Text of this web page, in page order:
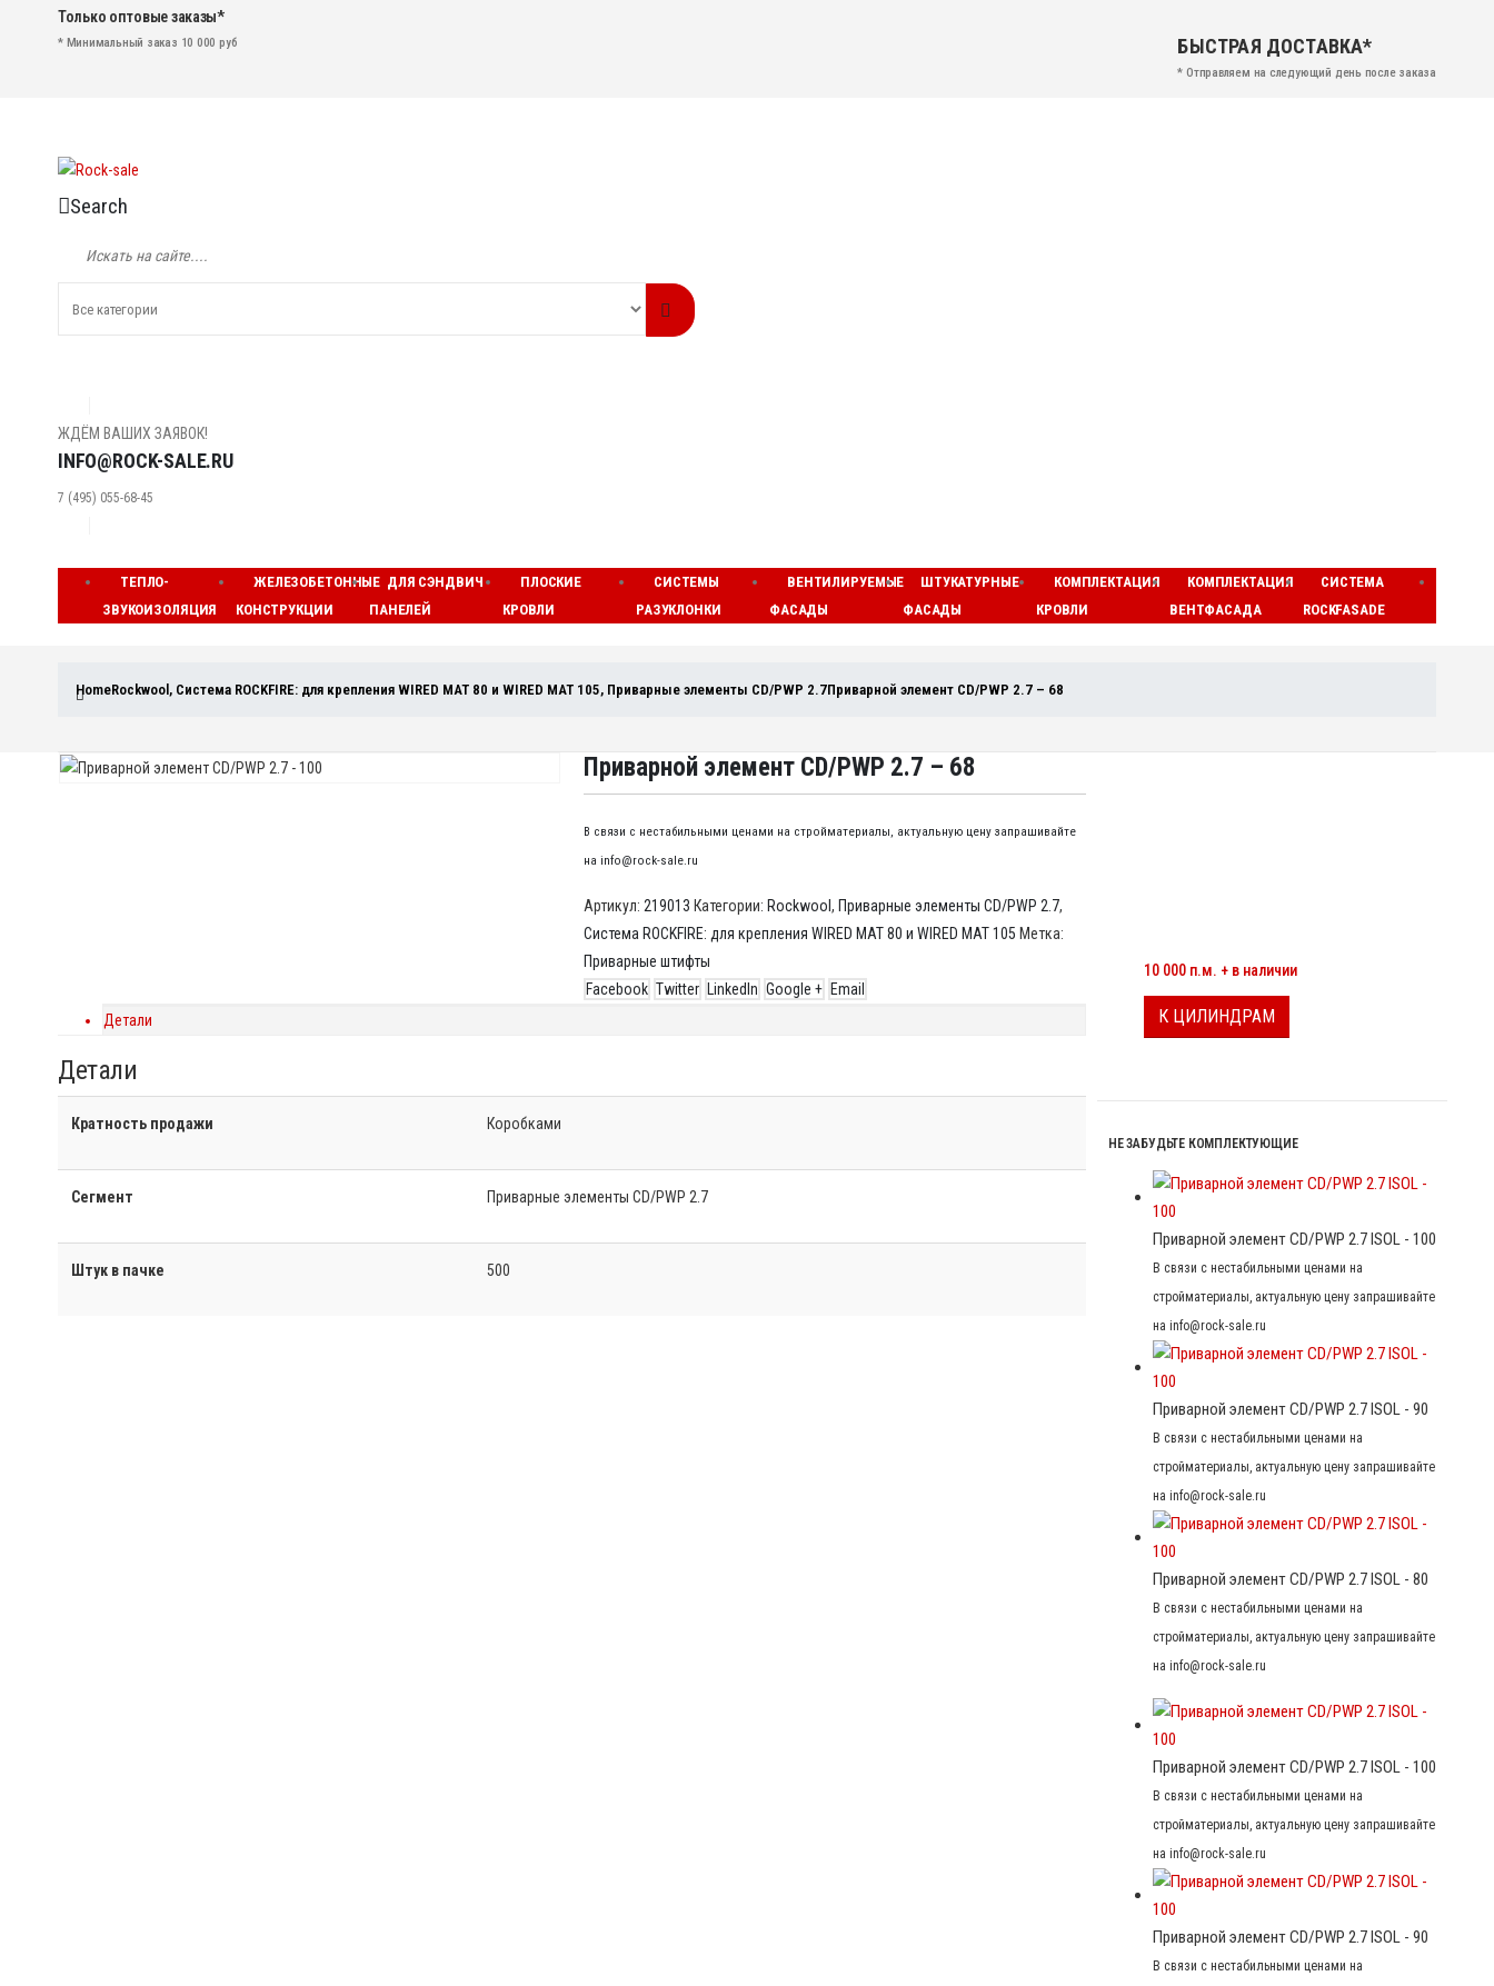
БЫСТРАЯ ДОСТАВКА*
* Отправляем на следующий день после заказа
Только оптовые заказы*
* Минимальный заказ 10 000 руб
Search
ЖДЁМ ВАШИХ ЗАЯВОК!
INFO@ROCK-SALE.RU
7 (495) 055-68-45
ТЕПЛО-
ЗВУКОИЗОЛЯЦИЯ
ЖЕЛЕЗОБЕТОННЫЕ
КОНСТРУКЦИИ
ДЛЯ СЭНДВИЧ
ПАНЕЛЕЙ
ПЛОСКИЕ
КРОВЛИ
СИСТЕМЫ
РАЗУКЛОНКИ
ВЕНТИЛИРУЕМЫЕ
ФАСАДЫ
ШТУКАТУРНЫЕ
ФАСАДЫ
КОМПЛЕКТАЦИЯ
КРОВЛИ
КОМПЛЕКТАЦИЯ
ВЕНТФАСАДА
СИСТЕМА
ROCKFASADE
HomeRockwool , Система ROCKFIRE: для крепления WIRED MAT 80 и WIRED MAT 105, Приварные элементы CD/PWP 2.7Приварной элемент CD/PWP 2.7 – 68
Приварной элемент CD/PWP 2.7 – 68
В связи с нестабильными ценами на стройматериалы, актуальную цену запрашивайте
на info@rock-sale.ru
Артикул: 219013 Категории: Rockwool , Приварные элементы CD/PWP 2.7,
Система ROCKFIRE: для крепления WIRED MAT 80 и WIRED MAT 105 Метка:
Приварные штифты
Facebook Twitter LinkedIn Google + Email
Детали
Детали
Кратность продажи Коробками
Сегмент Приварные элементы CD/PWP 2.7
Штук в пачке 500
10 000 п.м. + в наличии
К ЦИЛИНДРАМ
НЕ ЗАБУДЬТЕ КОМПЛЕКТУЮЩИЕ
Приварной элемент CD/PWP 2.7 ISOL - 100
В связи с нестабильными ценами на
стройматериалы, актуальную цену запрашивайте
на info@rock-sale.ru
Приварной элемент CD/PWP 2.7 ISOL - 90
В связи с нестабильными ценами на
стройматериалы, актуальную цену запрашивайте
на info@rock-sale.ru
Приварной элемент CD/PWP 2.7 ISOL - 80
В связи с нестабильными ценами на
стройматериалы, актуальную цену запрашивайте
на info@rock-sale.ru
Приварной элемент CD/PWP 2.7 ISOL - 100
В связи с нестабильными ценами на
стройматериалы, актуальную цену запрашивайте
на info@rock-sale.ru
Приварной элемент CD/PWP 2.7 ISOL - 90
В связи с нестабильными ценами на